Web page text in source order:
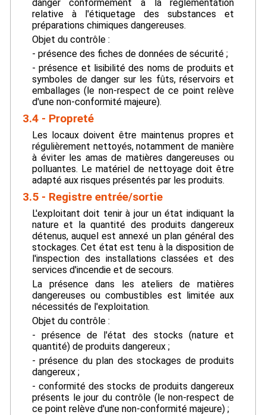
danger conformément à la réglementation
relative à l'étiquetage des substances et
préparations chimiques dangereuses.
Objet du contrôle :
- présence des fiches de données de sécurité ;
- présence et lisibilité des noms de produits et
symboles de danger sur les fûts, réservoirs et
emballages (le non-respect de ce point relève
d'une non-conformité majeure).
3.4 - Propreté
Les locaux doivent être maintenus propres et
régulièrement nettoyés, notamment de manière
à éviter les amas de matières dangereuses ou
polluantes. Le matériel de nettoyage doit être
adapté aux risques présentés par les produits.
3.5 - Registre entrée/sortie
L'exploitant doit tenir à jour un état indiquant la
nature et la quantité des produits dangereux
détenus, auquel est annexé un plan général des
stockages. Cet état est tenu à la disposition de
l'inspection des installations classées et des
services d'incendie et de secours.
La présence dans les ateliers de matières
dangereuses ou combustibles est limitée aux
nécessités de l'exploitation.
Objet du contrôle :
- présence de l'état des stocks (nature et
quantité) de produits dangereux ;
- présence du plan des stockages de produits
dangereux ;
- conformité des stocks de produits dangereux
présents le jour du contrôle (le non-respect de
ce point relève d'une non-conformité majeure) ;